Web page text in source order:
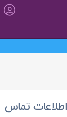
اطلاعات تماس